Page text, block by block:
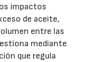
impactos
de aceite,
entre las
mediante
que regula